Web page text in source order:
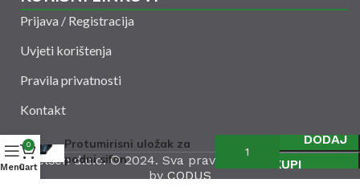
Prijava / Registracija
Uvjeti korištenja
Pravila privatnosti
Kontakt
Amelšeh d.o.o. © 2024. Sva prava zadržana. Powered
by CODUS
Protumirisni uložak za
podni sifon
DODAJ
KUPI
Menu
0
Cart